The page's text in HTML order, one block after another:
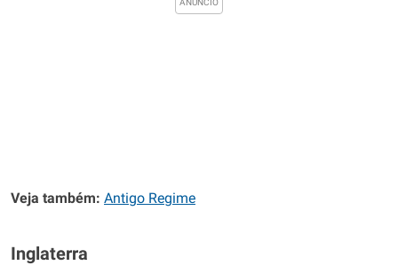
Veja também: Antigo Regime
Inglaterra